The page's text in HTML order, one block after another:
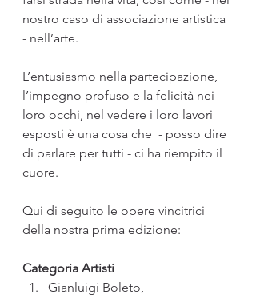
nostro caso di associazione artistica
- nell’arte.
L’entusiasmo nella partecipazione,
l’impegno profuso e la felicità nei
loro occhi, nel vedere i loro lavori
esposti è una cosa che  - posso dire
di parlare per tutti - ci ha riempito il
cuore.
Qui di seguito le opere vincitrici
della nostra prima edizione:
Categoria Artisti
Gianluigi Boleto,